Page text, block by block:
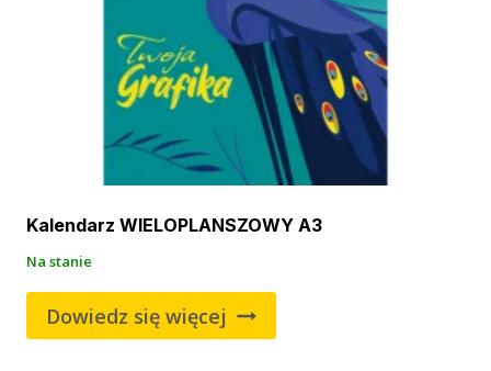
Kalendarz WIELOPLANSZOWY A3
Na stanie
Dowiedz się więcej